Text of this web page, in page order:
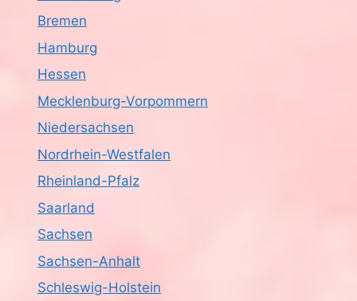
Bremen
Hamburg
Hessen
Mecklenburg-Vorpommern
Niedersachsen
Nordrhein-Westfalen
Rheinland-Pfalz
Saarland
Sachsen
Sachsen-Anhalt
Schleswig-Holstein